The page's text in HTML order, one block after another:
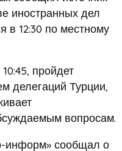
иностранных дел
в 12:30 по местному
пройдет
делегаций Турции,
вопросам.
информ» сообщал о